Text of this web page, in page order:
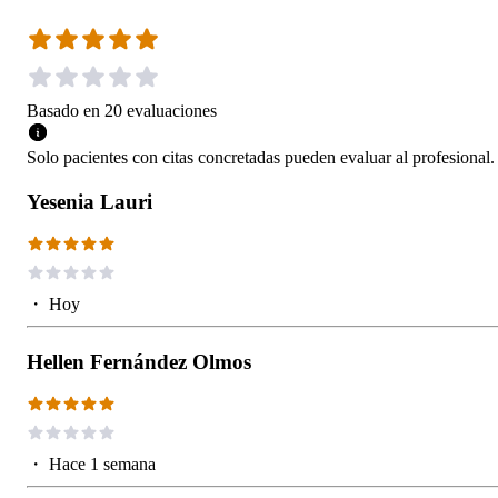
Basado en 20 evaluaciones
Solo pacientes con citas concretadas pueden evaluar al profesional.
Yesenia Lauri
・ Hoy
Hellen Fernández Olmos
・ Hace 1 semana